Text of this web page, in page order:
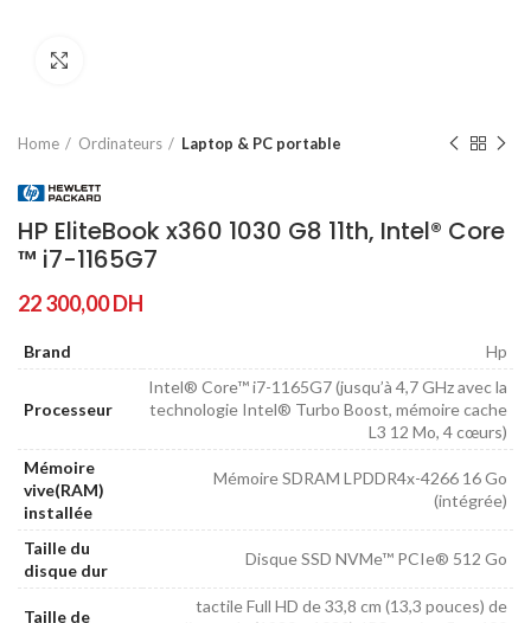
Home Ordinateurs Laptop & PC portable
HP EliteBook x360 1030 G8 11th, Intel® Core
™ i7-1165G7
22 300,00DH
Brand Hp
Processeur
Intel® Core™ i7-1165G7 (jusqu’à 4,7 GHz avec la
technologie Intel® Turbo Boost, mémoire cache
L3 12 Mo, 4 cœurs)
Mémoire
vive(RAM)
installée
Mémoire SDRAM LPDDR4x-4266 16 Go
(intégrée)
Taille du
disque dur
Disque SSD NVMe™ PCIe® 512 Go
Taille de
tactile Full HD de 33,8 cm (13,3 pouces) de